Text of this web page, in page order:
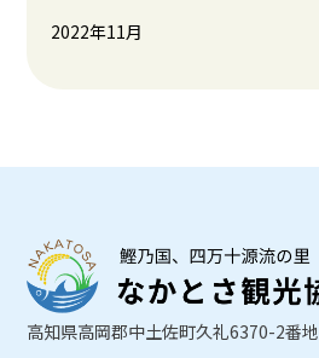
2022年11月
高知県高岡郡中土佐町久礼6370-2番地